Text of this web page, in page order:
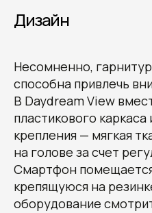
Дизайн
Несомненно,
способна привлечь
В Daydream View
пластикового
крепления — мягкая
на голове за счет
Смартфон
крепящуюся на
оборудование